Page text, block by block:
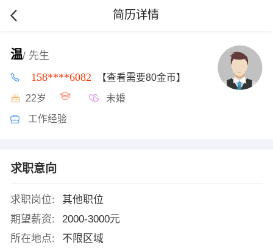
简历详情
温/ 先生
158****6082 【查看需要80金币】
22岁 未婚
工作经验
求职意向
求职岗位:
其他职位
期望薪资:
2000-3000元
所在地点:
不限区域